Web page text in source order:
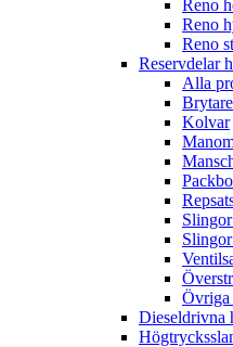
Reno
Reno
Reno
Reservdelar
Alla
Brytare
Kolvar
Dieseldrivna